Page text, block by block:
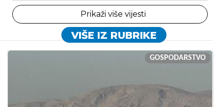
Prikaži više vijesti
VIŠE IZ RUBRIKE
GOSPODARSTVO